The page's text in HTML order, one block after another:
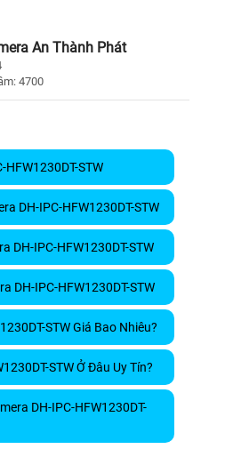
An Thành Phát
4700
HFW1230DT-STW
DH-IPC-HFW1230DT-STW
DH-IPC-HFW1230DT-STW
DH-IPC-HFW1230DT-STW
STW Giá Bao Nhiêu?
STW Ở Đâu Uy Tín?
DH-IPC-HFW1230DT-